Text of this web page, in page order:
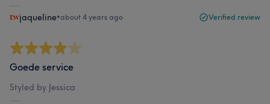
jaqueline•about 4 years ago Verified review
Goede service
Styled by Jessica